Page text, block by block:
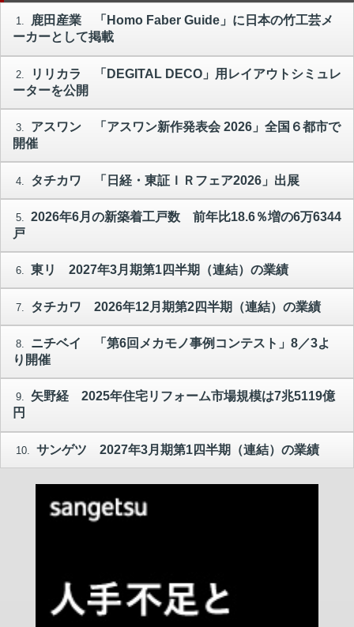
1.
鹿田産業 「Homo Faber Guide」に日本の竹工芸メ
ーカーとして掲載
2.
リリカラ 「DEGITAL DECO」用レイアウトシミュレ
ーターを公開
3.
アスワン 「アスワン新作発表会 2026」全国６都市で
開催
4. タチカワ 「日経・東証ＩＲフェア2026」出展
5.
2026年6月の新築着工戸数 前年比18.6％増の6万6344
戸
6. 東リ 2027年3月期第1四半期（連結）の業績
7. タチカワ 2026年12月期第2四半期（連結）の業績
8.
ニチベイ 「第6回メカモノ事例コンテスト」8／3よ
り開催
9.
矢野経 2025年住宅リフォーム市場規模は7兆5119億
円
10. サンゲツ 2027年3月期第1四半期（連結）の業績